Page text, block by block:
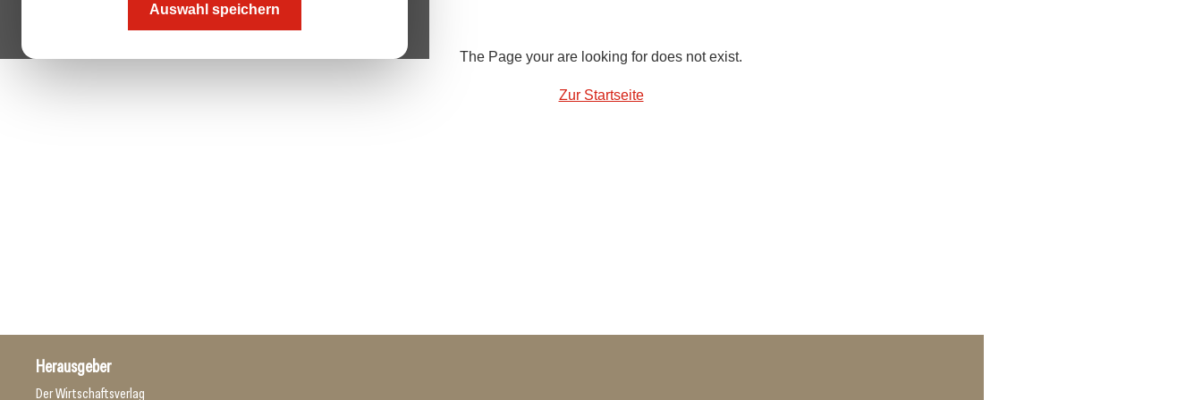
Auswahl speichern
The Page your are looking for does not exist.
Zur Startseite
Herausgeber
Der Wirtschaftsverlag